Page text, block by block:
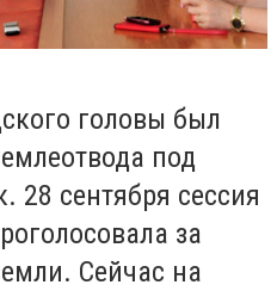
головы был
под
сентября сессия
за
Сейчас на